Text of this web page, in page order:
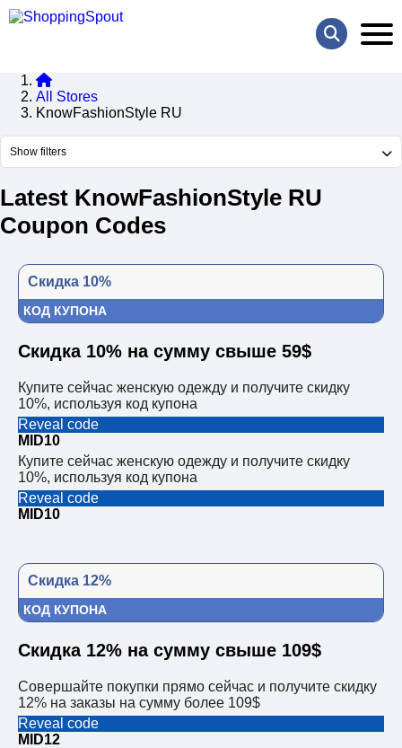
All Stores
KnowFashionStyle RU
Show filters
Latest KnowFashionStyle RU
Coupon Codes
Скидка 10%
КОД КУПОНА
Скидка 10% на сумму свыше 59$
Купите сейчас женскую одежду и получите скидку
10%, используя код купона
Reveal code
MID10
Купите сейчас женскую одежду и получите скидку
10%, используя код купона
Reveal code
MID10
Скидка 12%
КОД КУПОНА
Скидка 12% на сумму свыше 109$
Совершайте покупки прямо сейчас и получите скидку
12% на заказы на сумму более 109$
Reveal code
MID12